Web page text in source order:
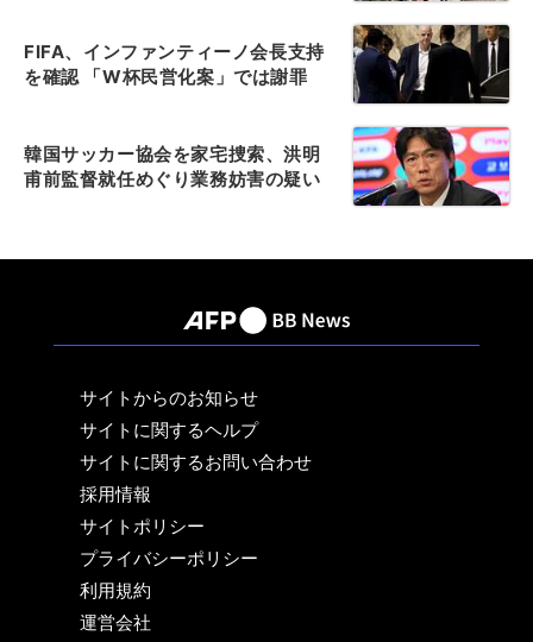
FIFA、インファンティーノ会長支持
を確認 「W杯民営化案」では謝罪
韓国サッカー協会を家宅捜索、洪明
甫前監督就任めぐり業務妨害の疑い
サイトからのお知らせ
サイトに関するヘルプ
サイトに関するお問い合わせ
採用情報
サイトポリシー
プライバシーポリシー
利用規約
運営会社